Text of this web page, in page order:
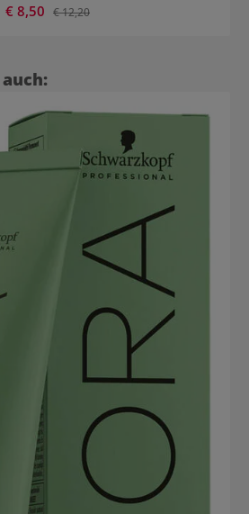
Verkaufspreis:
€ 8,50 Regulärer Preis:
€ 12,20